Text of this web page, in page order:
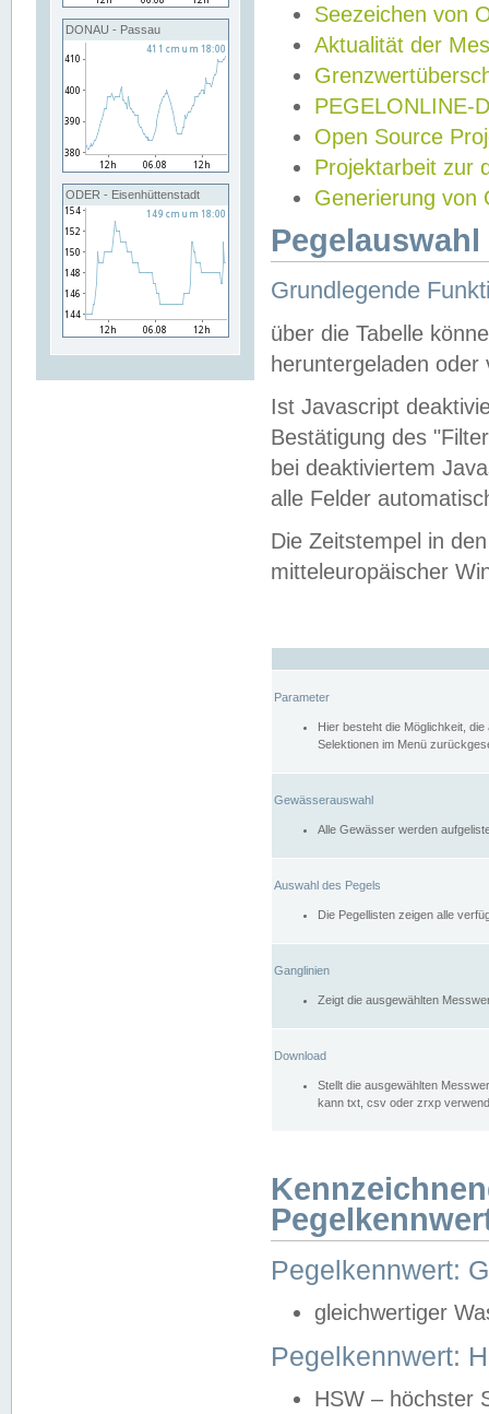
DONAU - Passau
ODER - Eisenhüttenstadt
Seezeichen von
Aktualität der
PEGELONLINE-
Open Source
Projektarbeit zur
Generierung von
Grundlegende
über die Tabelle
heruntergeladen oder
Ist Javascript
Bestätigung des
bei deaktiviertem
alle Felder
Die Zeitstempel in
mitteleuropäischer
Parameter
Hier besteht die Möglichkeit,
Selektionen im Menü
Gewässerauswahl
Alle Gewässer werden
Auswahl des Pegels
Die Pegellisten zeigen alle
Ganglinien
Zeigt die ausgewählten
Download
Stellt die ausgewählten
kann txt, csv oder zrxp
Pegelkennwert:
gleichwertiger
Pegelkennwert:
HSW – höchster